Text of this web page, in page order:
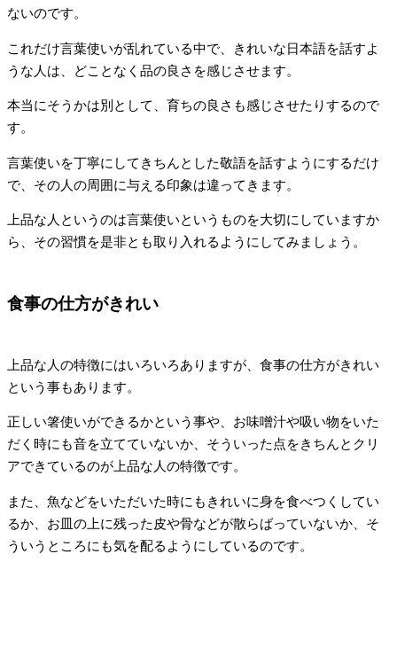
ないのです。
これだけ言葉使いが乱れている中で、きれいな日本語を話すよ
うな人は、どことなく品の良さを感じさせます。
本当にそうかは別として、育ちの良さも感じさせたりするので
す。
言葉使いを丁寧にしてきちんとした敬語を話すようにするだけ
で、その人の周囲に与える印象は違ってきます。
上品な人というのは言葉使いというものを大切にしていますか
ら、その習慣を是非とも取り入れるようにしてみましょう。
食事の仕方がきれい
上品な人の特徴にはいろいろありますが、食事の仕方がきれい
という事もあります。
正しい箸使いができるかという事や、お味噌汁や吸い物をいた
だく時にも音を立てていないか、そういった点をきちんとクリ
アできているのが上品な人の特徴です。
また、魚などをいただいた時にもきれいに身を食べつくしてい
るか、お皿の上に残った皮や骨などが散らばっていないか、そ
ういうところにも気を配るようにしているのです。